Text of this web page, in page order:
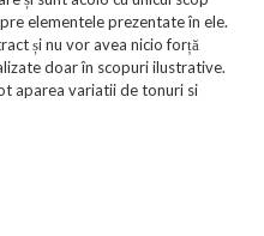
elementele prezentate în ele.
și nu vor avea nicio forță
doar în scopuri ilustrative.
aparea variatii de tonuri si